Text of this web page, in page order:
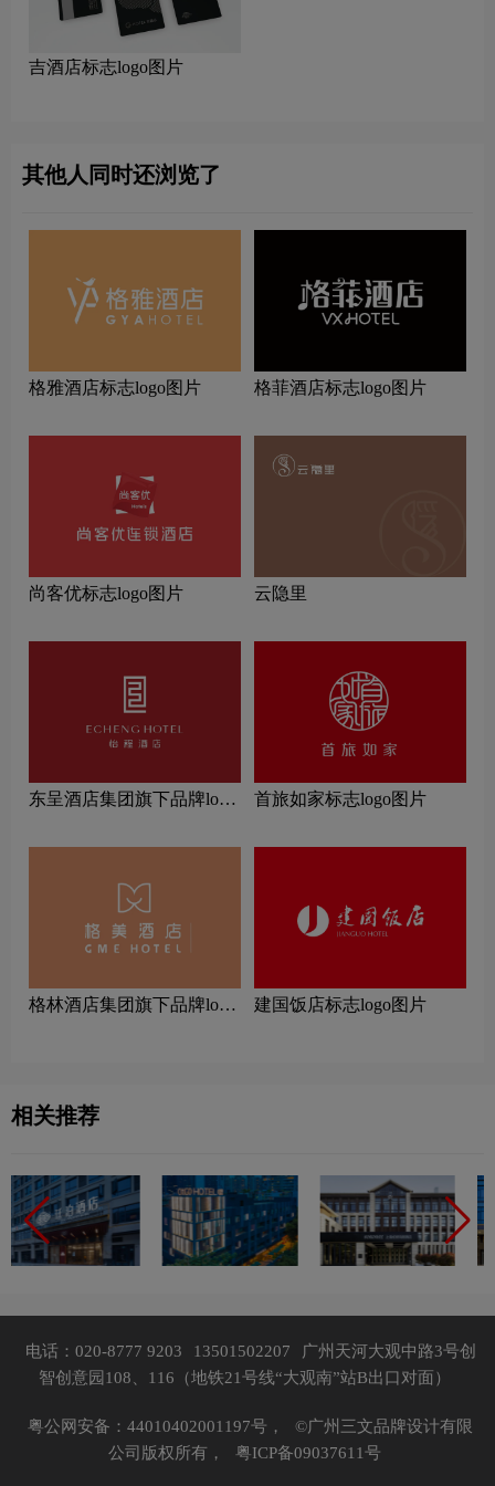
吉酒店标志logo图片
其他人同时还浏览了
格雅酒店标志logo图片 格菲酒店标志logo图片
尚客优标志logo图片 云隐里
东呈酒店集团旗下品牌logo
首旅如家标志logo图片
‌格林酒店集团旗下品牌logo
建国饭店标志logo图片
相关推荐
电话：020-8777 9203 13501502207
广州天河大观中路3号创
智创意园108、116（地铁21号线“大观南”站B出口对面）
粤公网安备：44010402001197号，
©广州三文品牌设计有限
公司版权所有，
粤ICP备09037611号